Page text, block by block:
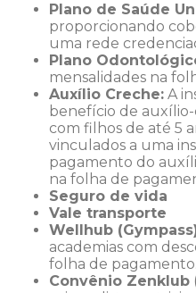
Plano de Saúde
proporcionando
uma rede
Plano
mensalidades na
Auxílio Creche: A
benefício de
com filhos de até 5
vinculados a uma
pagamento do
na folha de
Seguro de vida
Vale transporte
Wellhub
academias com
folha de pagamento.
Convênio Zenklub